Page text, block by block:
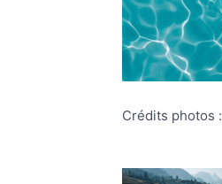
Crédits photos :